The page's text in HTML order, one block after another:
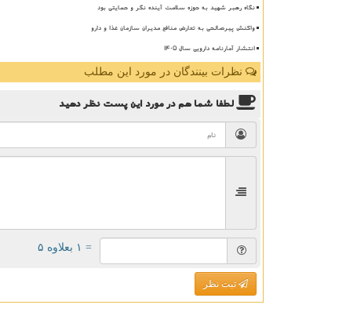
نگاه رهبر شهید به حوزه سلامت آینده نگر و حمایتی بود
واکنش پیرصالحی به تعارض منافع مدیران سازمان غذا و دارو
انتشار آمارنامه دارویی سال ۱۴۰۵
نظرات بینندگان در مورد این مطلب
لطفا شما همدر مورد این پستنظر دهید
= ۱ بعلاوه ۵
ثبت نظر